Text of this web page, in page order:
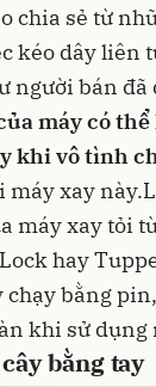
chia sẻ từ
kéo dây liên
người bán đã
máy có
khi vô tình
máy xay
máy xay tỏi
hay
chạy bằng
khi sử dụng
bằng tay